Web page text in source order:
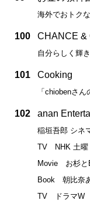
海外でおトク
100 CHANCE &
自分らしく輝
101 Cooking
「chiobenさん
102 anan
稲垣吾郎 シネ
TV NHK 土曜
Movie お杉と
Book 朝比奈
TV ドラマW